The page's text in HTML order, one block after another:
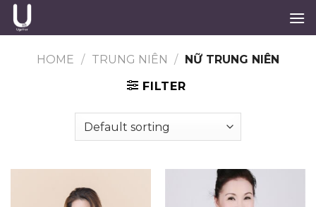
Skip
HOME / TRUNG NIÊN / NỮ TRUNG NIÊN
FILTER